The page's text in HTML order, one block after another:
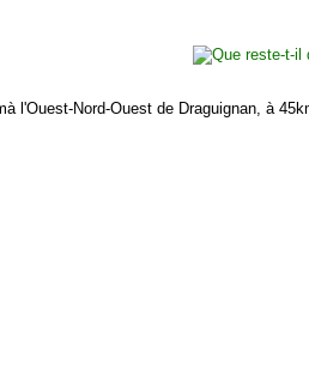
Nord-Ouest de Draguignan, à